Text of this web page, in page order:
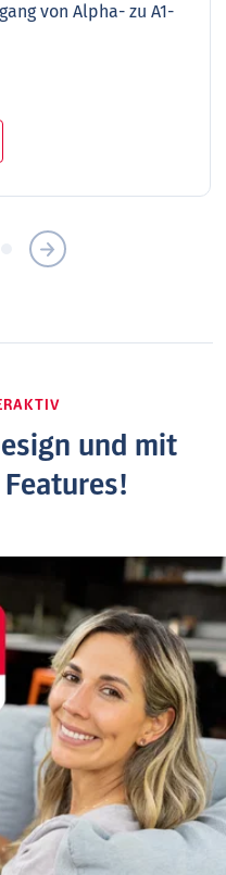
von Alpha- zu A1-
und mit